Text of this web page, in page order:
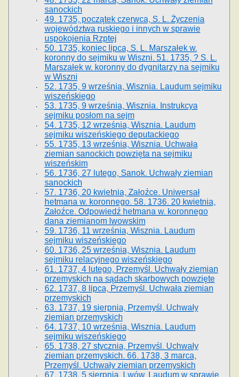
sanockich
49. 1735, początek czerwca, S. L. Życzenia
województwa ruskiego i innych w sprawie
uspokojenia Rzptej
50. 1735, koniec lipca, S. L. Marszałek w.
koronny do sejmiku w Wiszni. 51. 1735, ? S. L.
Marszałek w. koronny do dygnitarzy na sejmiku
w Wiszni
52. 1735, 9 września, Wisznia. Laudum sejmiku
wiszeńskiego
53. 1735, 9 września, Wisznia. Instrukcya
sejmiku posłom na sejm
54. 1735, 12 września, Wisznia. Laudum
sejmiku wiszeńskiego deputackiego
55. 1735, 13 września, Wisznia. Uchwała
ziemian sanockich powzięta na sejmiku
wiszeńskim
56. 1736, 27 lutego, Sanok. Uchwały ziemian
sanockich
57. 1736, 20 kwietnia, Załoźce. Uniwersał
hetmana w. koronnego. 58. 1736. 20 kwietnia,
Załoźce. Odpowiedź hetmana w. koronnego
dana ziemianom lwowskim
59. 1736, 11 września, Wisznia. Laudum
sejmiku wiszeńskiego
60. 1736, 25 września, Wisznia. Laudum
sejmiku relacyjnego wiszeńskiego
61. 1737, 4 lutego, Przemyśl. Uchwały ziemian
przemyskich na sądach skarbowych powzięte
62. 1737, 8 lipca, Przemyśl. Uchwała ziemian
przemyskich
63. 1737, 19 sierpnia, Przemyśl. Uchwały
ziemian przemyskich
64. 1737, 10 września, Wisznia. Laudum
sejmiku wiszeńskiego
65. 1738, 27 stycznia, Przemyśl. Uchwały
ziemian przemyskich­­. 66. 1738, 3 marca,
Przemyśl. Uchwały ziemian przemyskich­
67. 1738, 5 sierpnia, Lwów. Laudum w sprawie